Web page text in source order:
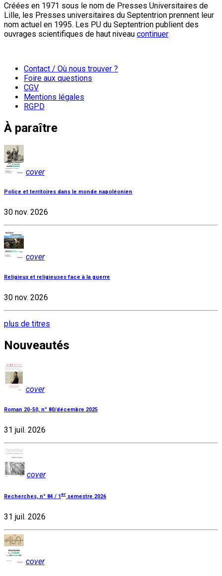
Créées en 1971 sous le nom de Presses Universitaires de
Lille, les Presses universitaires du Septentrion prennent leur
nom actuel en 1995. Les PU du Septentrion publient des
ouvrages scientifiques de haut niveau continuer
Contact / Où nous trouver ?
Foire aux questions
CGV
Mentions légales
RGPD
À paraître
cover
Police et territoires dans le monde napoléonien
30 nov. 2026
cover
Religieux et religieuses face à la guerre
30 nov. 2026
plus de titres
Nouveautés
cover
Roman 20-50, n° 80/décembre 2025
31 juil. 2026
cover
Recherches, n° 84 / 1er semestre 2026
31 juil. 2026
cover